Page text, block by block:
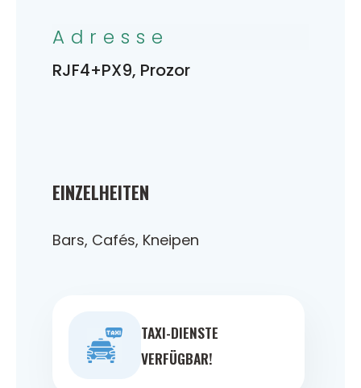
EINZELHEITEN
Bars, Cafés, Kneipen
TAXI-DIENSTE
VERFÜGBAR!
Adresse
RJF4+PX9, Prozor